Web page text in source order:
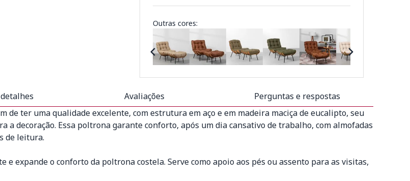
Outras cores:
Avaliações
Perguntas e respostas
de ter uma qualidade excelente, com estrutura em aço e em madeira maciça de eucalipto, seu
decoração. Essa poltrona garante conforto, após um dia cansativo de trabalho, com almofadas
de leitura.
e expande o conforto da poltrona costela. Serve como apoio aos pés ou assento para as visitas,